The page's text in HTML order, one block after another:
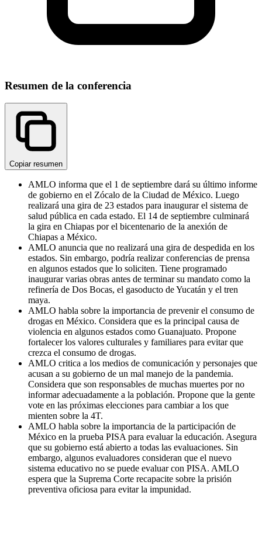
Resumen de la conferencia
Copiar resumen
AMLO informa que el 1 de septiembre dará su último informe
de gobierno en el Zócalo de la Ciudad de México. Luego
realizará una gira de 23 estados para inaugurar el sistema de
salud pública en cada estado. El 14 de septiembre culminará
la gira en Chiapas por el bicentenario de la anexión de
Chiapas a México.
AMLO anuncia que no realizará una gira de despedida en los
estados. Sin embargo, podría realizar conferencias de prensa
en algunos estados que lo soliciten. Tiene programado
inaugurar varias obras antes de terminar su mandato como la
refinería de Dos Bocas, el gasoducto de Yucatán y el tren
maya.
AMLO habla sobre la importancia de prevenir el consumo de
drogas en México. Considera que es la principal causa de
violencia en algunos estados como Guanajuato. Propone
fortalecer los valores culturales y familiares para evitar que
crezca el consumo de drogas.
AMLO critica a los medios de comunicación y personajes que
acusan a su gobierno de un mal manejo de la pandemia.
Considera que son responsables de muchas muertes por no
informar adecuadamente a la población. Propone que la gente
vote en las próximas elecciones para cambiar a los que
mienten sobre la 4T.
AMLO habla sobre la importancia de la participación de
México en la prueba PISA para evaluar la educación. Asegura
que su gobierno está abierto a todas las evaluaciones. Sin
embargo, algunos evaluadores consideran que el nuevo
sistema educativo no se puede evaluar con PISA. AMLO
espera que la Suprema Corte recapacite sobre la prisión
preventiva oficiosa para evitar la impunidad.